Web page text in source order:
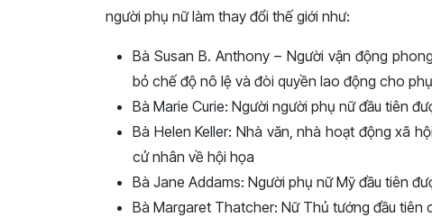
người phụ nữ làm thay đổi thế giới như:
Bà Susan B. Anthony – Người vận động
bỏ chế độ nô lệ và đòi quyền lao động cho
Bà Marie Curie: Người người phụ nữ đầu tiên
Bà Helen Keller: Nhà văn, nhà hoạt động xã
cử nhân về hội họa
Bà Jane Addams: Người phụ nữ Mỹ đầu tiên
Bà Margaret Thatcher: Nữ Thủ tướng đầu tiên